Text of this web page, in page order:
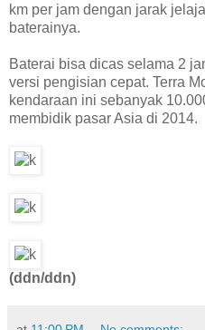
km per jam dengan jarak
baterainya.
Baterai bisa dicas selama 2
versi pengisian cepat. Terra
kendaraan ini sebanyak
membidik pasar Asia di 2014.
(ddn/ddn)